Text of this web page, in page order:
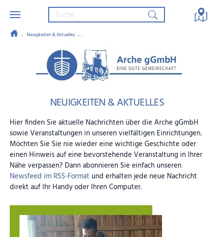
Neuigkeiten & Aktuelles Spendenübergabe der Arche gGmbH mit der Sparkassenstiftung
NEUIGKEITEN & AKTUELLES
Hier finden Sie aktuelle Nachrichten über die Arche gGmbH
sowie Veranstaltungen in unseren vielfältigen Einrichtungen.
Möchten Sie Sie nie wieder eine wichtige Geschichte oder
einen Hinweis auf eine bevorstehende Veranstaltung in Ihrer
Nähe verpassen? Dann abonnieren Sie einfach unseren
Newsfeed im RSS-Format und erhalten jede neue Nachricht
direkt auf Ihr Handy oder Ihren Computer.